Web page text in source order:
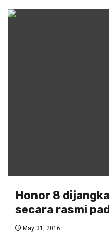
Honor 8
secara rasmi
May 31, 2016